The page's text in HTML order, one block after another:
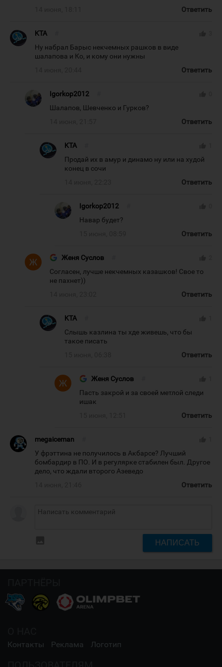
Ответить
KTA
Ну набрал Барыс некчемных рашков в виде
шалапова и Ко, и кому они нужны
Ответить
Igorkop2012
Шалапов, Шевченко и Гурков?
Ответить
KTA
Продай их в амур и динамо ну или на худой
конец в сочи
Ответить
Igorkop2012
Навар будет?
Ответить
Женя Суслов
Согласен, лучше некчемных казашков! Свое то
не пахнет))
Ответить
KTA
Слышь казлина ты хде живешь, что бы
такое писать
Ответить
Женя Суслов
Пасть закрой и за своей метлой следи
ишак
Ответить
megaiceman
У фрэттина не получилось в Акбарсе? Лучший
бомбардир в ПО. И в регулярке стабилен был. Другое
дело, что ждали второго Азеведо
Ответить
НАПИСАТЬ
Контакты Реклама Логотип